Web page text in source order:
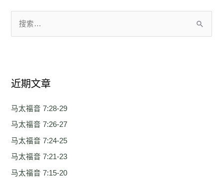
近期文章
马太福音 7:28-29
马太福音 7:26-27
马太福音 7:24-25
马太福音 7:21-23
马太福音 7:15-20